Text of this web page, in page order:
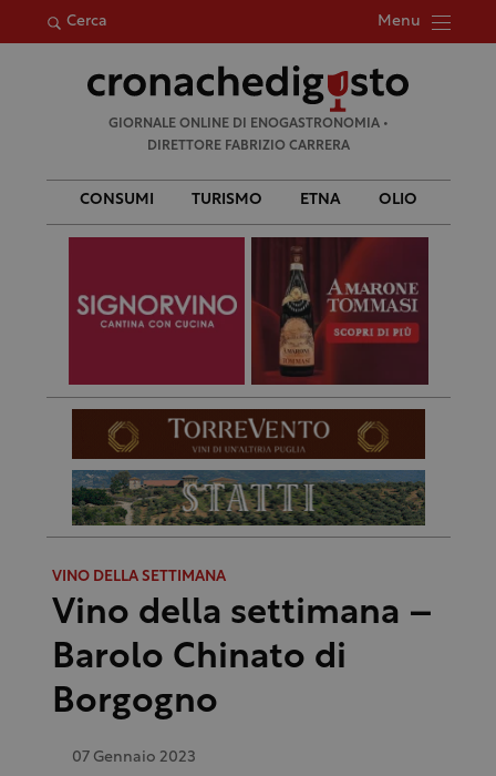
Cerca Menu
per:
GIORNALE ONLINE DI ENOGASTRONOMIA •
DIRETTORE FABRIZIO CARRERA
CONSUMI TURISMO ETNA OLIO
VINO DELLA SETTIMANA
Vino della settimana –
Barolo Chinato di
Borgogno
07 Gennaio 2023